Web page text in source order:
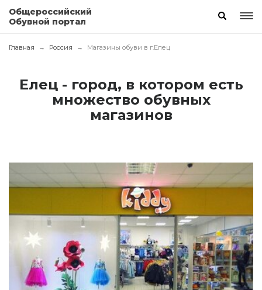
Общероссийский
Обувной портал
Главная Россия Магазины обуви в г.Елец
Елец - город, в котором есть
множество обувных
магазинов